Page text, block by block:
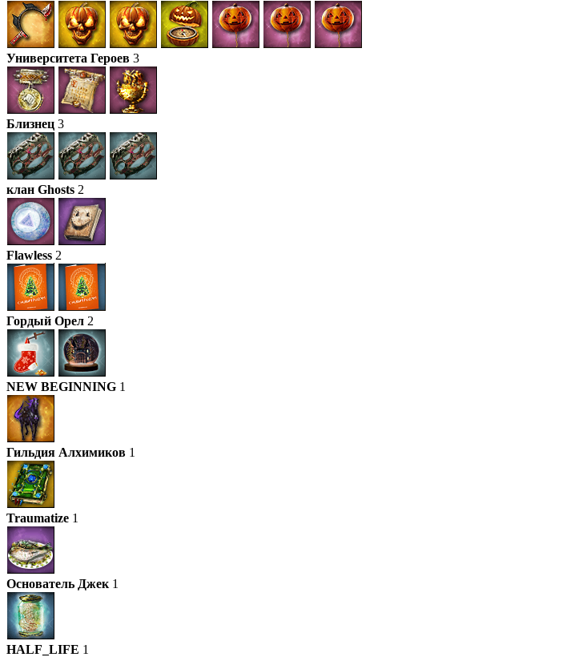
Университета Героев 3
Близнец 3
клан Ghosts 2
Flawless 2
Гордый Орел 2
NEW BEGINNING 1
Гильдия Алхимиков 1
Traumatize 1
Основатель Джек 1
HALF_LIFE 1